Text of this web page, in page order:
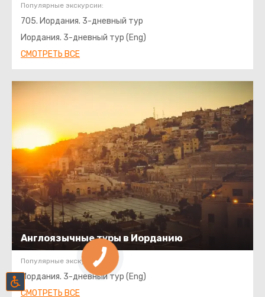
Популярные экскурсии:
705. Иордания. 3-дневный тур
Иордания. 3-дневный тур (Eng)
СМОТРЕТЬ ВСЕ
Англоязычные туры в Иорданию
Популярные экскурсии:
Иордания. 3-дневный тур (Eng)
СМОТРЕТЬ ВСЕ